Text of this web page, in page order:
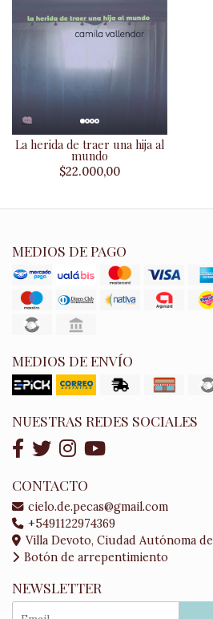
La herida de traer una hija al
mundo
$22.000,00
MEDIOS DE PAGO
MEDIOS DE ENVÍO
NUESTRAS REDES SOCIALES
CONTACTO
cielo.de.pecas@gmail.com
+5491122974369
Villa Devoto, Ciudad Autónoma
Botón de arrepentimiento
NEWSLETTER